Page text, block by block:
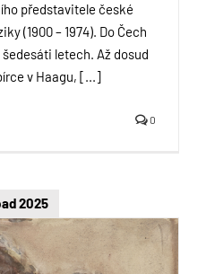
představitele české
(1900 – 1974). Do Čech
letech. Až dosud
v Haagu, [...]
0
2025